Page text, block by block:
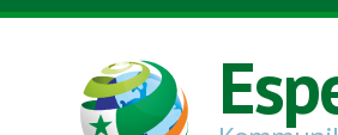
Skip to main content